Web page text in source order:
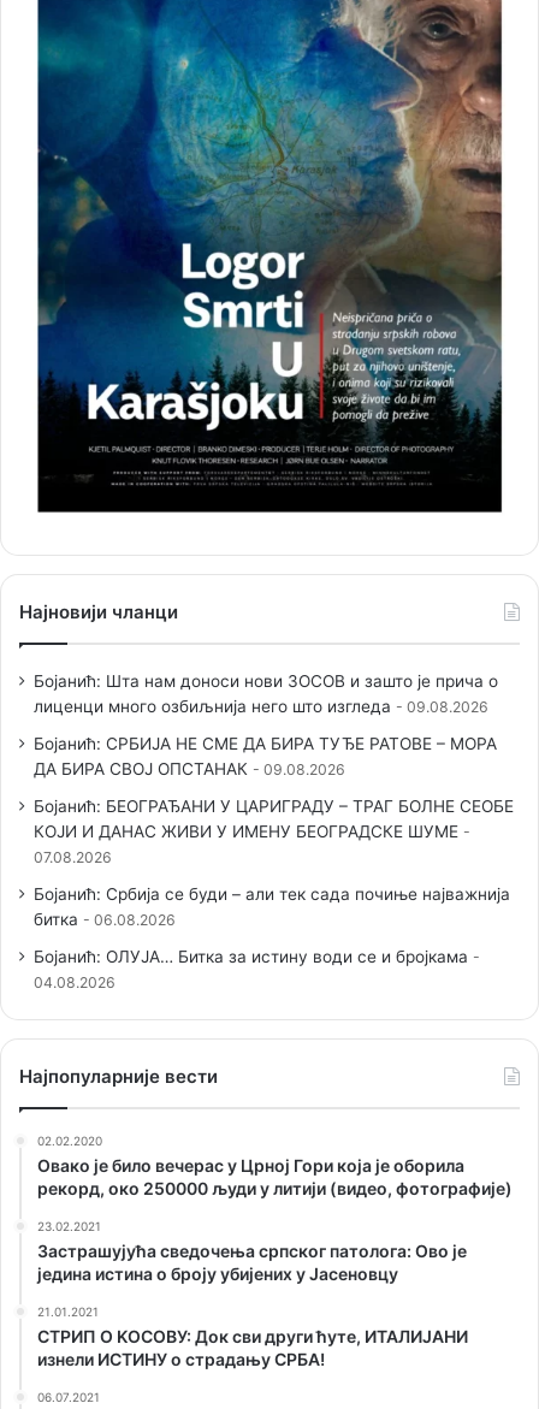
Најновији чланци
Бојанић: Шта нам доноси нови ЗОСОВ и зашто је прича о
лиценци много озбиљнија него што изгледа
09.08.2026
Бојанић: СРБИЈА НЕ СМЕ ДА БИРА ТУЂЕ РАТОВЕ – МОРА
ДА БИРА СВОЈ ОПСТАНАК
09.08.2026
Бојанић: БЕОГРАЂАНИ У ЦАРИГРАДУ – ТРАГ БОЛНЕ СЕОБЕ
КОЈИ И ДАНАС ЖИВИ У ИМЕНУ БЕОГРАДСКЕ ШУМЕ
07.08.2026
Бојанић: Србија се буди – али тек сада почиње најважнија
битка
06.08.2026
Бојанић: ОЛУЈА… Битка за истину води се и бројкама
04.08.2026
Наjпопуларније вести
02.02.2020
Овако је било вечерас у Црној Гори која је оборила
рекорд, око 250000 људи у литији (видео, фотографије)
23.02.2021
Застрашујућа сведочења српског патолога: Ово је
једина истина о броју убијених у Јасеновцу
21.01.2021
СТРИП О KОСОВУ: Док сви други ћуте, ИТАЛИЈАНИ
изнели ИСТИНУ о страдању СРБА!
06.07.2021